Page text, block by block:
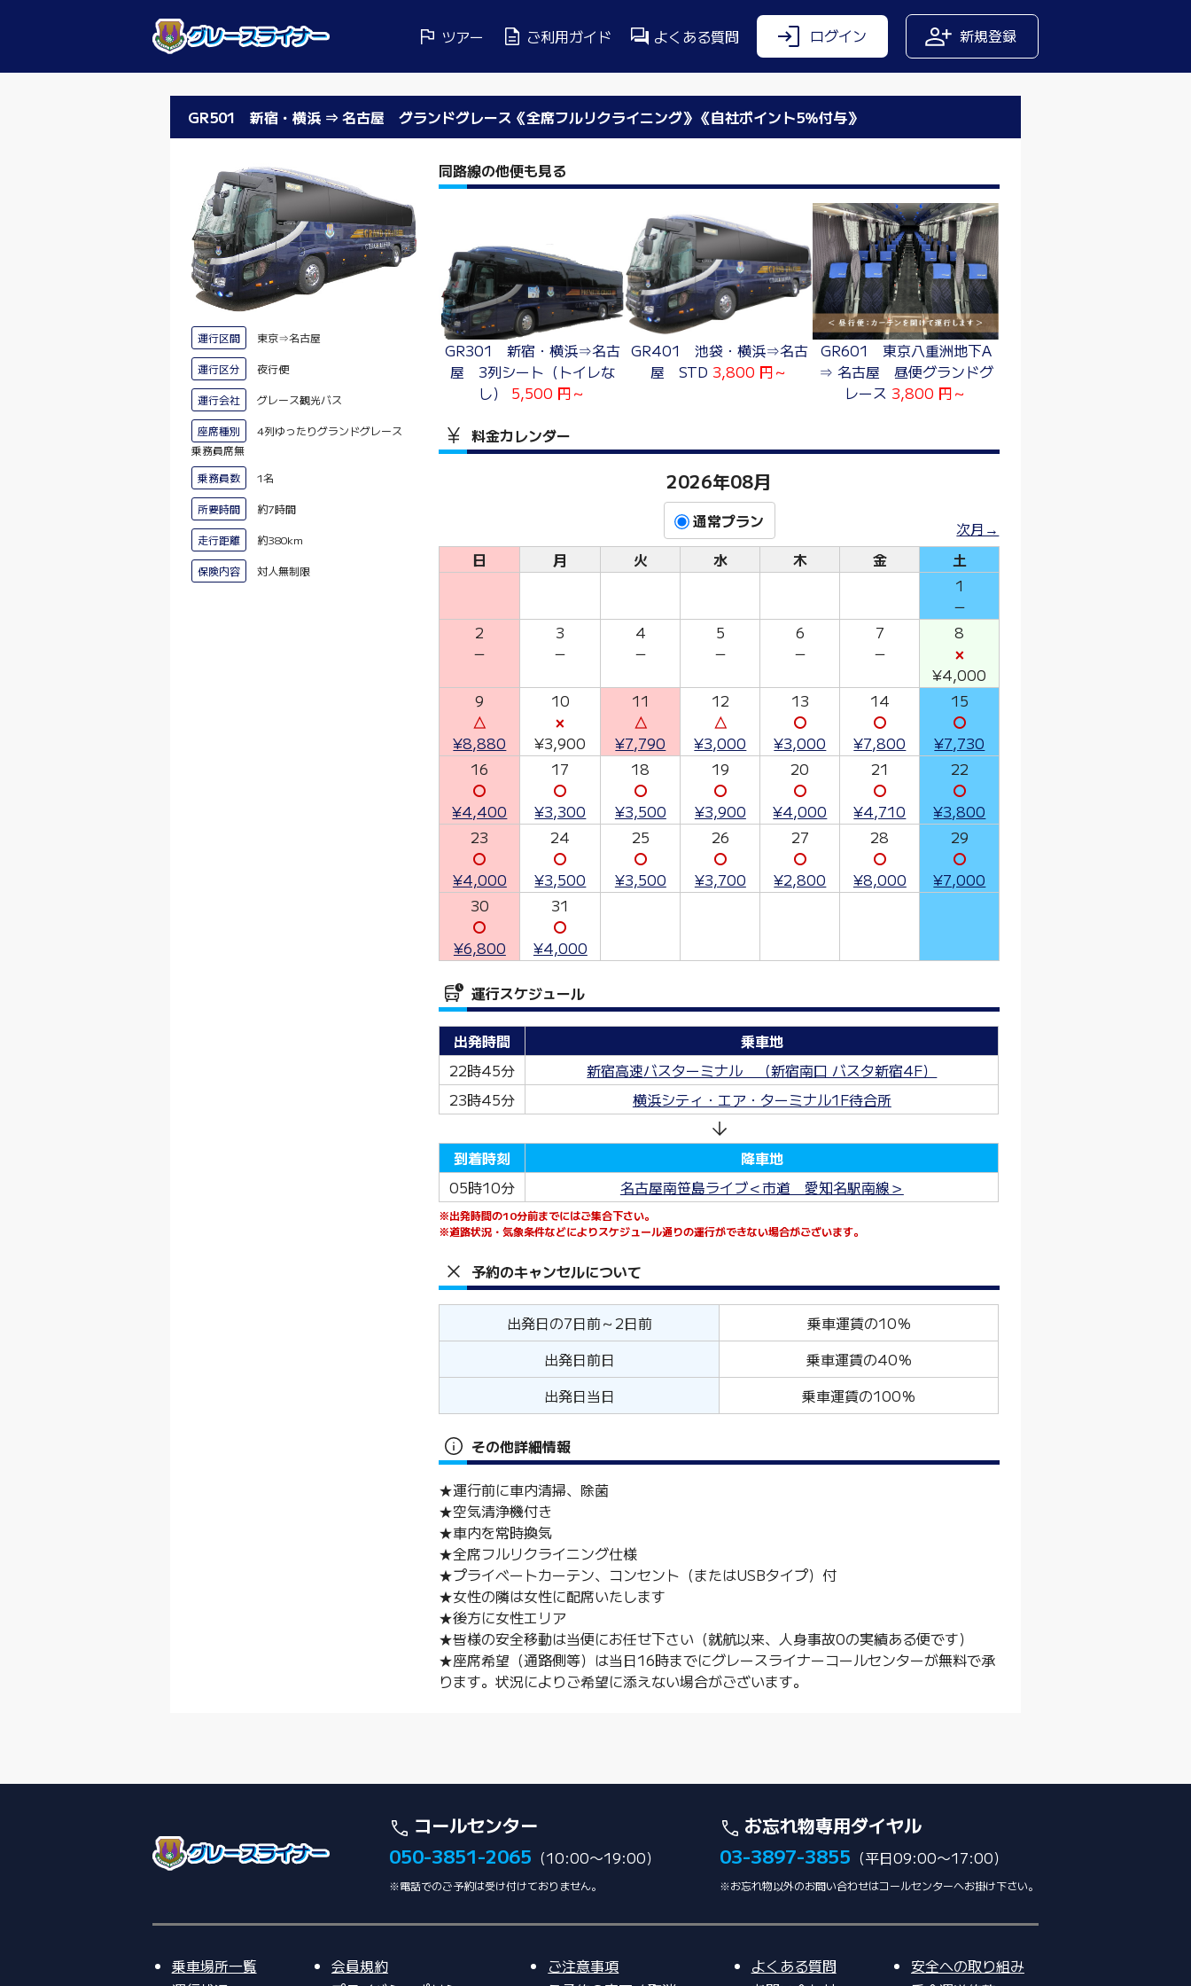
ツアー ご利用ガイド よくある質問 ログイン 新規登録
GR501 新宿・横浜 ⇒ 名古屋 グランドグレース《全席フルリクライニング》《自社ポイント5％付与》
運行区間 東京⇒名古屋
運行区分 夜行便
運行会社 グレース観光バス
座席種別
4列ゆったりグランドグレース
乗務員席無
乗務員数
1名
所要時間 約7時間
走行距離 約380km
保険内容 対人無制限
同路線の他便も見る
GR301 新宿・横浜⇒名古
屋 3列シート（トイレな
し） 5,500 円～
GR401 池袋・横浜⇒名古
屋 STD 3,800 円～
GR601 東京八重洲地下A
⇒ 名古屋 昼便グランドグ
レース 3,800 円～
料金カレンダー
2026年08月
通常プラン
次月→
日
月 火 水 木 金
土
1
－
2
－
3
－
4
－
5
－
6
－
7
－
8
×
¥4,000
9
△
¥8,880
10
×
¥3,900
11
△
¥7,790
12
△
¥3,000
13
〇
¥3,000
14
〇
¥7,800
15
〇
¥7,730
16
〇
¥4,400
17
〇
¥3,300
18
〇
¥3,500
19
〇
¥3,900
20
〇
¥4,000
21
〇
¥4,710
22
〇
¥3,800
23
〇
¥4,000
24
〇
¥3,500
25
〇
¥3,500
26
〇
¥3,700
27
〇
¥2,800
28
〇
¥8,000
29
〇
¥7,000
30
〇
¥6,800
31
〇
¥4,000
運行スケジュール
出発時間
乗車地
22時45分
新宿高速バスターミナル （新宿南口 バスタ新宿4F）
23時45分
横浜シティ・エア・ターミナル1F待合所
到着時刻
降車地
05時10分
名古屋南笹島ライブ＜市道 愛知名駅南線＞
※出発時間の10分前までにはご集合下さい。
※道路状況・気象条件などによりスケジュール通りの運行ができない場合がございます。
予約のキャンセルについて
出発日の7日前～2日前
乗車運賃の10％
出発日前日
乗車運賃の40％
出発日当日
乗車運賃の100％
その他詳細情報
★運行前に車内清掃、除菌
★空気清浄機付き
★車内を常時換気
★全席フルリクライニング仕様
★プライベートカーテン、コンセント（またはUSBタイプ）付
★女性の隣は女性に配席いたします
★後方に女性エリア
★皆様の安全移動は当便にお任せ下さい（就航以来、人身事故0の実績ある便です）
★座席希望（通路側等）は当日16時までにグレースライナーコールセンターが無料で承
ります。状況によりご希望に添えない場合がございます。
コールセンター
050-3851-2065 （10:00〜19:00）
※電話でのご予約は受け付けておりません。
お忘れ物専用ダイヤル
03-3897-3855 （平日09:00〜17:00）
※お忘れ物以外のお問い合わせはコールセンターへお掛け下さい。
乗車場所一覧
会員規約
ご注意事項
よくある質問
安全への取り組み